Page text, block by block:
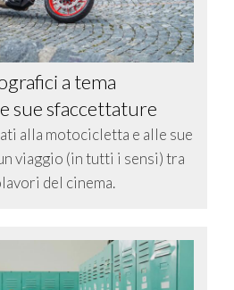
a tema
sue sfaccettature
alla motocicletta e alle sue
viaggio (in tutti i sensi) tra
del cinema.